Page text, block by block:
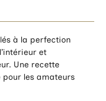
à la perfection
et
Une recette
pour les amateurs